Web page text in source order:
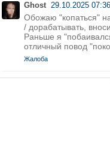
Ghost 29.10.2025
Обожаю "копаться"
/ дорабатывать,
Раньше я
отличный повод
Жалоба